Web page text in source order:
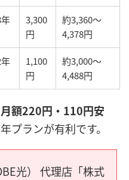
3,300
円
約3,360〜
4,378円
1,100
円
約3,000〜
4,488円
月額220円・110円安
プランが有利です。
光） 代理店「株式